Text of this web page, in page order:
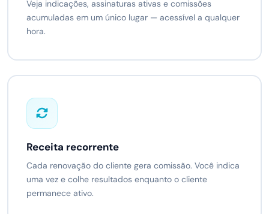
Veja indicações, assinaturas ativas e comissões
acumuladas em um único lugar — acessível a qualquer
hora.
Receita recorrente
Cada renovação do cliente gera comissão. Você indica
uma vez e colhe resultados enquanto o cliente
permanece ativo.